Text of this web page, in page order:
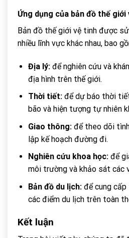
Ứng dụng của bản đồ thế giới
Bản đồ thế giới vệ tinh được
nhiều lĩnh vực khác nhau, bao
Địa lý:để nghiên cứu và
địa hình trên thế giới.
Thời tiết:để dự báo thời
bão và hiện tượng tự nhiên
Giao thông:để theo dõi
lập kế hoạch đường đi.
Nghiên cứu khoa học:để
môi trường và khảo sát các
Bản đồ du lịch:để cung
các điểm du lịch trên toàn
Kết luận